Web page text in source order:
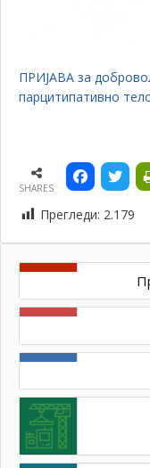
ПРИЈАВА за
парцитипативно
SHARES
Прегледи: 2.179